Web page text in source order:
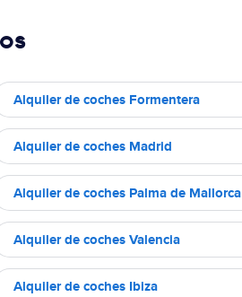
Alquiler de coches Formentera
Alquiler de coches Madrid
Alquiler de coches Palma de Mallorca
Alquiler de coches Valencia
Alquiler de coches Ibiza